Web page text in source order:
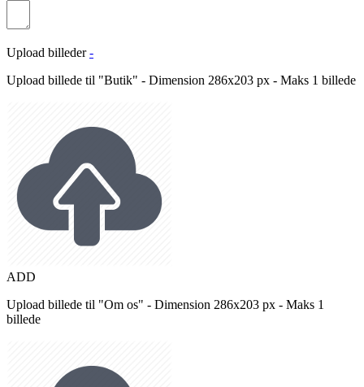
Upload billeder -
Upload billede til "Butik" - Dimension 286x203 px - Maks 1 billede
ADD
Upload billede til "Om os" - Dimension 286x203 px - Maks 1
billede